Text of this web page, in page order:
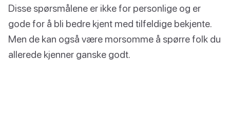
Disse spørsmålene er ikke for personlige og er
gode for å bli bedre kjent med tilfeldige bekjente.
Men de kan også være morsomme å spørre folk du
allerede kjenner ganske godt.